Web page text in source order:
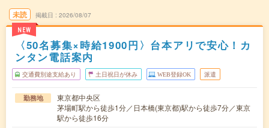
未読
NEW
掲載日 2026/08/07
〈50名募集×時給1900円〉台本アリで安心！カ
ンタン電話案内
交通費別途支給あり 土日祝日が休み WEB登録OK 派遣
勤務地
東京都中央区
茅場町駅から徒歩1分／日本橋(東京都)駅から徒歩7分／東京
駅から徒歩16分